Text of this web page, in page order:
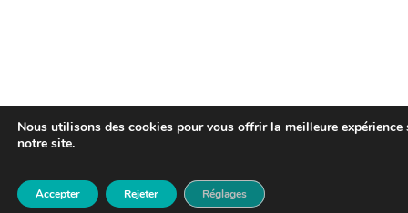
Nous utilisons des cookies pour vous offrir la meilleure expérience
notre site.
Accepter Rejeter Réglages